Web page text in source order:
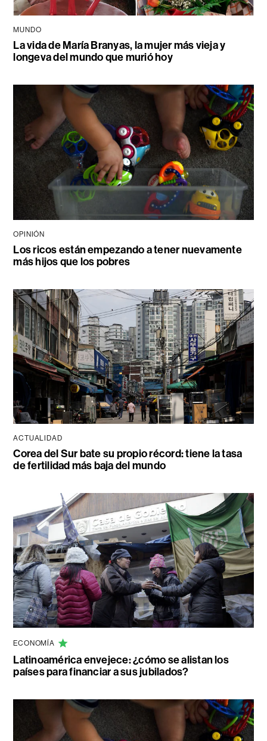
MUNDO
La vida de María Branyas, la mujer más vieja y
longeva del mundo que murió hoy
OPINIÓN
Los ricos están empezando a tener nuevamente
más hijos que los pobres
ACTUALIDAD
Corea del Sur bate su propio récord: tiene la tasa
de fertilidad más baja del mundo
ECONOMÍA
Latinoamérica envejece: ¿cómo se alistan los
países para financiar a sus jubilados?